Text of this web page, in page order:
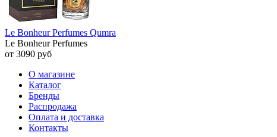
Le Bonheur Perfumes Qumra
Le Bonheur Perfumes
от 3090 руб
О магазине
Каталог
Бренды
Распродажа
Оплата и доставка
Контакты